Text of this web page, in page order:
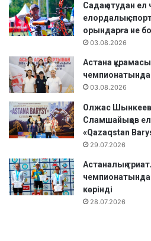
Садақ атудан
елордалық
орындарға ие
03.08.2026
Астана
03.08.2026
Олжас Шынкеев
Сламшайықов
«Qazaqstan
29.07.2026
Астаналық
чемпионатында
көрінді
28.07.2026